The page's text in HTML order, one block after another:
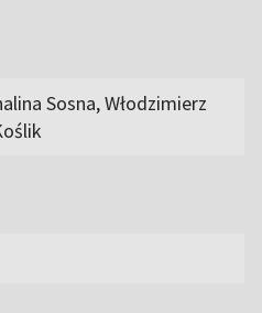
Sosna, Włodzimierz